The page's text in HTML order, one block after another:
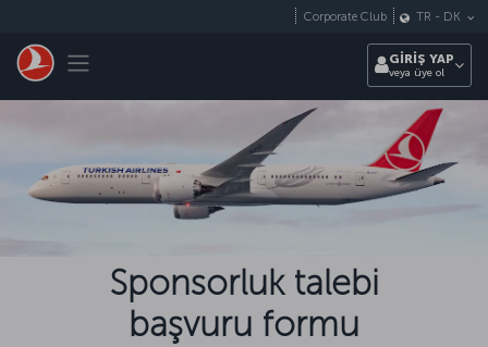
Toggle navigation
Corporate Club TR - DK
GİRİŞ YAP
veya üye ol
Sponsorluk talebi
başvuru formu